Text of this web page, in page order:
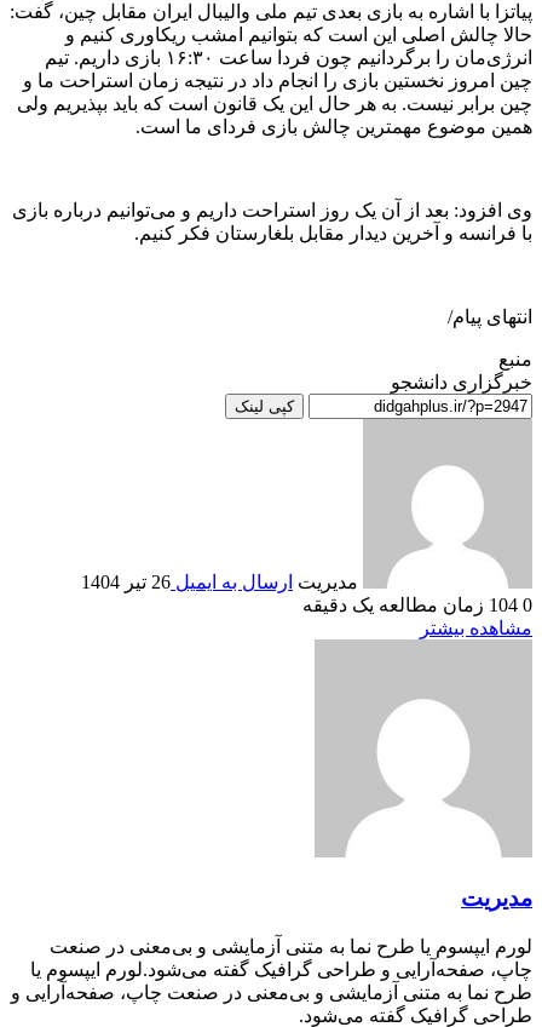
پیاتزا با اشاره به بازی بعدی تیم ملی والیبال ایران مقابل چین، گفت:
حالا چالش اصلی این است که بتوانیم امشب ریکاوری کنیم و
انرژی‌مان را برگردانیم چون فردا ساعت ۱۶:۳۰ بازی داریم. تیم
چین امروز نخستین بازی را انجام داد در نتیجه زمان استراحت‌ ما و
چین برابر نیست. به هر حال این یک قانون است که باید بپذیریم ولی
همین موضوع مهمترین چالش بازی فردای ما است.
وی افزود: بعد از آن یک روز استراحت داریم و می‌توانیم درباره بازی
با فرانسه و آخرین دیدار مقابل بلغارستان فکر کنیم.
انتهای پیام/
منبع
خبرگزاری دانشجو
کپی لینک
مدیریت ارسال به ایمیل 26 تیر 1404
0
زمان مطالعه یک دقیقه
مشاهده بیشتر
مدیریت
لورم ایپسوم یا طرح‌ نما به متنی آزمایشی و بی‌معنی در صنعت
چاپ، صفحه‌آرایی و طراحی گرافیک گفته می‌شود.لورم ایپسوم یا
طرح‌ نما به متنی آزمایشی و بی‌معنی در صنعت چاپ، صفحه‌آرایی و
طراحی گرافیک گفته می‌شود.